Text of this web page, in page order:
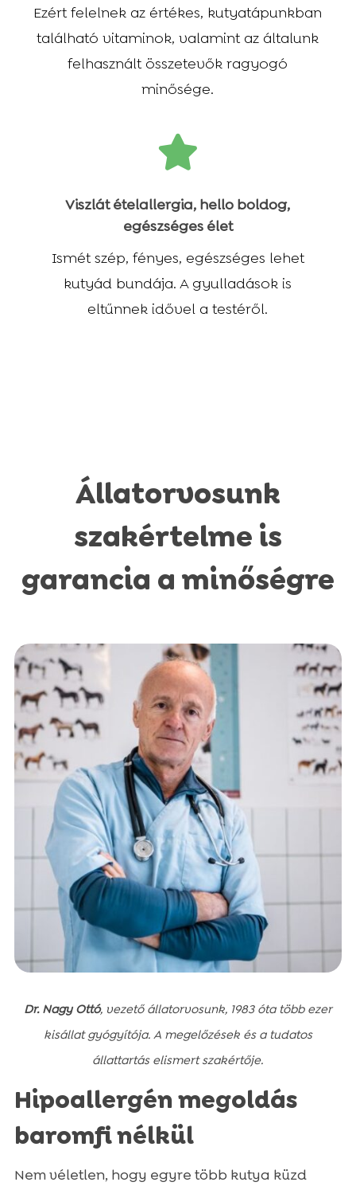
Ezért felelnek az értékes, kutyatápunkban
található vitaminok, valamint az általunk
felhasznált összetevők ragyogó
minősége.

Viszlát ételallergia, hello boldog,
egészséges élet
Ismét szép, fényes, egészséges lehet
kutyád bundája. A gyulladások is
eltűnnek idővel a testéről.
Állatorvosunk
szakértelme is
garancia a minőségre
Dr. Nagy Ottó, vezető állatorvosunk, 1983 óta több ezer
kisállat gyógyítója. A megelőzések és a tudatos
állattartás elismert szakértője.
Hipoallergén megoldás
baromfi nélkül
Nem véletlen, hogy egyre több kutya küzd